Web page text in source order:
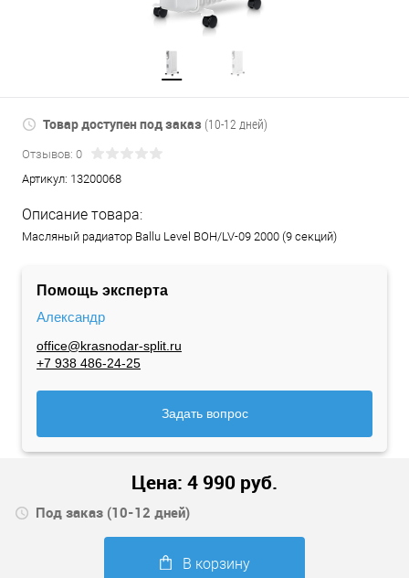
Товар доступен под заказ (10-12 дней)
Отзывов: 0
Артикул: 13200068
Описание товара:
Масляный радиатор Ballu Level BOH/LV-09 2000 (9 секций)
Помощь эксперта
Александр
office@krasnodar-split.ru
+7 938 486-24-25
Задать вопрос
Цена: 4 990 руб.
Под заказ (10-12 дней)
В корзину